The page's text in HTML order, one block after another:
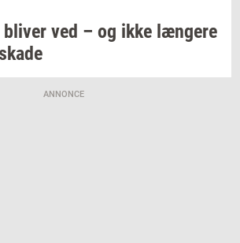
bli­ver ved – og ikke læn­ge­re
ANNONCE